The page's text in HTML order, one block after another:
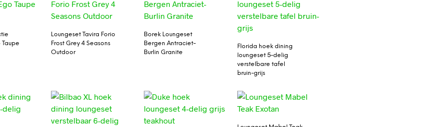
Taupe
Loungeset Tavira Forio
Frost Grey 4 Seasons
Outdoor
Borek Loungeset
Bergen Antraciet-
Burlin Granite
Florida hoek dining
loungeset 5-delig
verstelbare tafel
bruin-grijs